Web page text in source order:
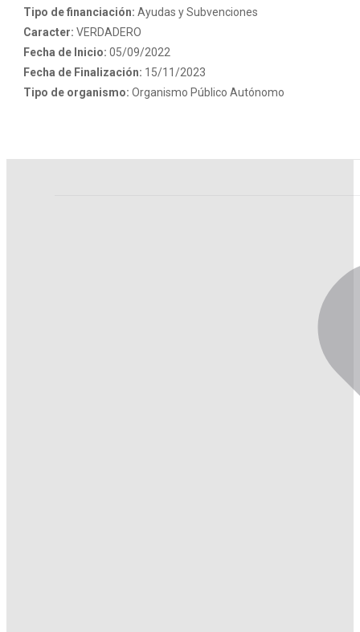
Tipo de financiación: Ayudas y Subvenciones
Caracter: VERDADERO
Fecha de Inicio: 05/09/2022
Fecha de Finalización: 15/11/2023
Tipo de organismo: Organismo Público Autónomo